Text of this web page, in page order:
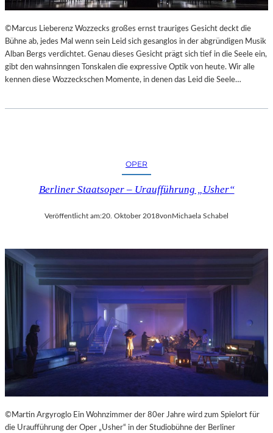
L
S
Ä
U
L
E
G
©Marcus Lieberenz Wozzecks großes ernst trauriges Gesicht deckt die
Bühne ab, jedes Mal wenn sein Leid sich gesanglos in der abgründigen Musik
Alban Bergs verdichtet. Genau dieses Gesicht prägt sich tief in die Seele ein,
gibt den wahnsinngen Tonskalen die expressive Optik von heute. Wir alle
kennen diese Wozzeckschen Momente, in denen das Leid die Seele…
OPER
Berliner Staatsoper – Uraufführung „Usher“
Veröffentlicht am:20. Oktober 2018vonMichaela Schabel
©Martin Argyroglo Ein Wohnzimmer der 80er Jahre wird zum Spielort für
die Uraufführung der Oper „Usher“ in der Studiobühne der Berliner